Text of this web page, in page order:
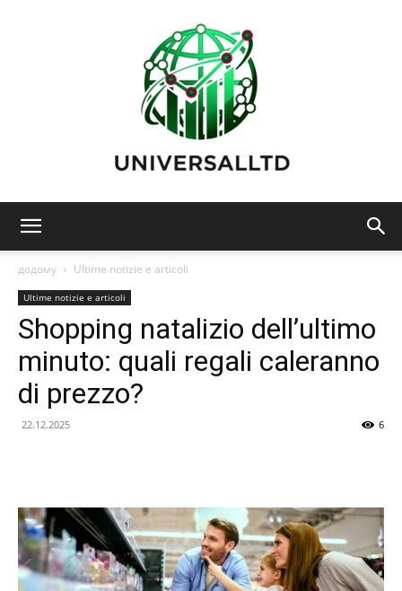
Tecnologia,
Analisi
додому Ultime notizie e articoli
Ultime notizie e articoli
Shopping natalizio dell’ultimo
minuto: quali regali caleranno
di prezzo?
22.12.2025 6